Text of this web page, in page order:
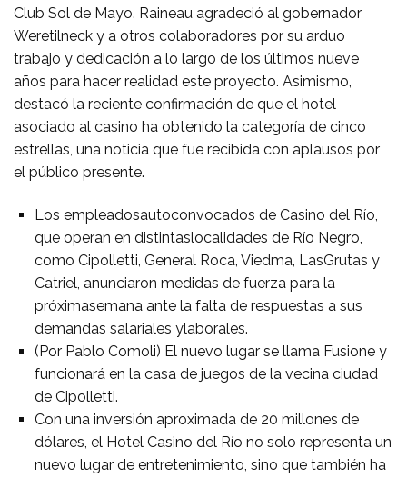
Club Sol de Mayo. Raineau agradeció al gobernador
Weretilneck y a otros colaboradores por su arduo
trabajo y dedicación a lo largo de los últimos nueve
años para hacer realidad este proyecto. Asimismo,
destacó la reciente confirmación de que el hotel
asociado al casino ha obtenido la categoría de cinco
estrellas, una noticia que fue recibida con aplausos por
el público presente.
Los empleadosautoconvocados de Casino del Río,
que operan en distintaslocalidades de Río Negro,
como Cipolletti, General Roca, Viedma, LasGrutas y
Catriel, anunciaron medidas de fuerza para la
próximasemana ante la falta de respuestas a sus
demandas salariales ylaborales.
(Por Pablo Comoli) El nuevo lugar se llama Fusione y
funcionará en la casa de juegos de la vecina ciudad
de Cipolletti.
Con una inversión aproximada de 20 millones de
dólares, el Hotel Casino del Río no solo representa un
nuevo lugar de entretenimiento, sino que también ha